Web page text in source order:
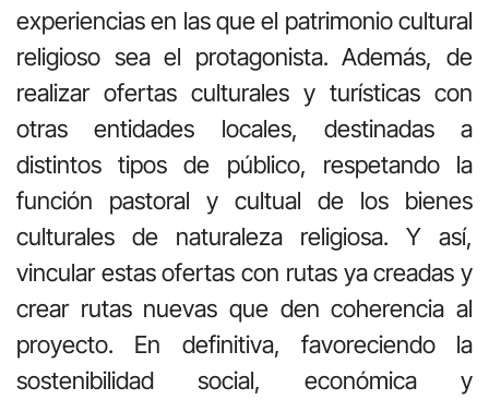
experiencias en las que el patrimonio cultural
religioso sea el protagonista. Además, de
realizar ofertas culturales y turísticas con
otras entidades locales, destinadas a
distintos tipos de público, respetando la
función pastoral y cultual de los bienes
culturales de naturaleza religiosa. Y así,
vincular estas ofertas con rutas ya creadas y
crear rutas nuevas que den coherencia al
proyecto. En definitiva, favoreciendo la
sostenibilidad social, económica y